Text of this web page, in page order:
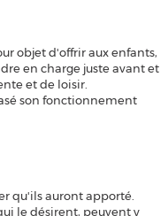
objet d'offrir aux enfants,
en charge juste avant et
et de loisir.
son fonctionnement
qu'ils auront apporté.
le désirent, peuvent y